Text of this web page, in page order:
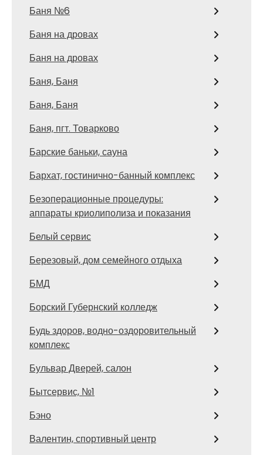
Баня №6
Баня на дровах
Баня на дровах
Баня, Баня
Баня, Баня
Баня, пгт. Товарково
Барские баньки, сауна
Бархат, гостинично-банный комплекс
Безоперационные процедуры:
аппараты криолиполиза и показания
Белый сервис
Березовый, дом семейного отдыха
БМД
Борский Губернский колледж
Будь здоров, водно-оздоровительный
комплекс
Бульвар Дверей, салон
Бытсервис, №1
Бэно
Валентин, спортивный центр